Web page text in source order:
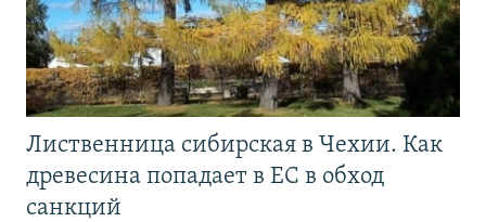
Лиственница сибирская в Чехии. Как
древесина попадает в ЕС в обход
санкций